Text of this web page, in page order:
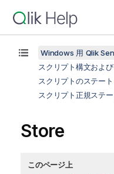
Windows 用 Qlik
スクリプト構文およ
スクリプトのステー
スクリプト正規ステ
Store
このページ上